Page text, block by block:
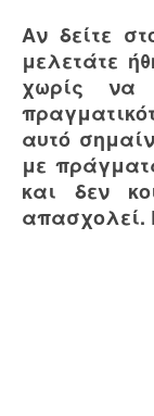
Αν δείτε
μελετάτε
χωρίς να
αυτό
με
και δεν
απασχολεί.